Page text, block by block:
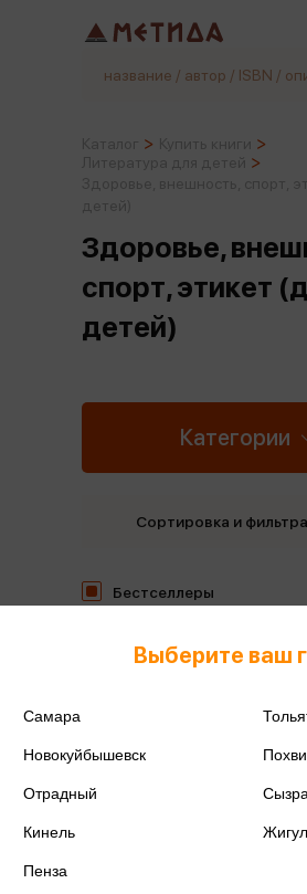
Здоровье,
спорт, этикет
детей)
Категории
Бестселлеры
Сортировка и
Выберите ваш
Самара
Новокуйбышевск
Отрадный
Кинель
Пенза